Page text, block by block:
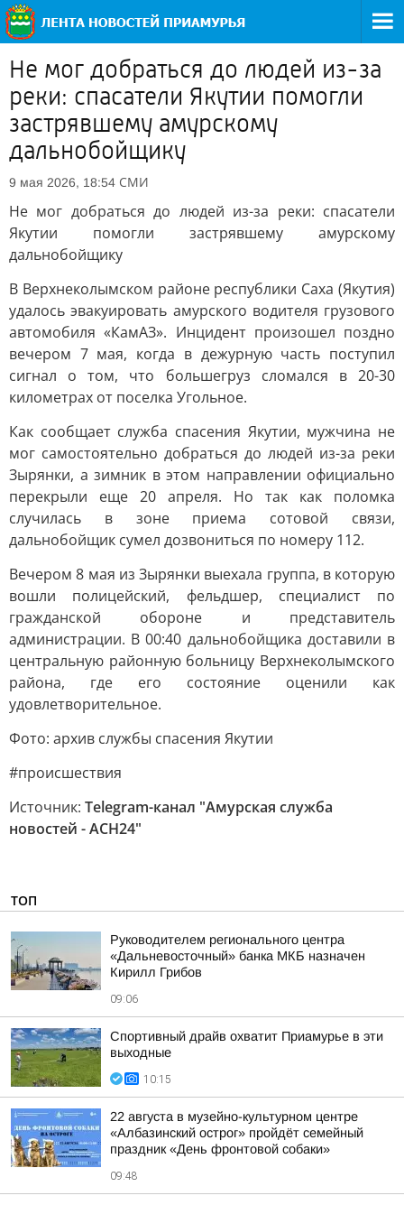
Не мог добраться до людей из-за
реки: спасатели Якутии помогли
застрявшему амурскому
дальнобойщику
9 мая 2026, 18:54 СМИ
Не мог добраться до людей из-за реки: спасатели
Якутии помогли застрявшему амурскому
дальнобойщику
В Верхнеколымском районе республики Саха (Якутия)
удалось эвакуировать амурского водителя грузового
автомобиля «КамАЗ». Инцидент произошел поздно
вечером 7 мая, когда в дежурную часть поступил
сигнал о том, что большегруз сломался в 20-30
километрах от поселка Угольное.
Как сообщает служба спасения Якутии, мужчина не
мог самостоятельно добраться до людей из-за реки
Зырянки, а зимник в этом направлении официально
перекрыли еще 20 апреля. Но так как поломка
случилась в зоне приема сотовой связи,
дальнобойщик сумел дозвониться по номеру 112.
Вечером 8 мая из Зырянки выехала группа, в которую
вошли полицейский, фельдшер, специалист по
гражданской обороне и представитель
администрации. В 00:40 дальнобойщика доставили в
центральную районную больницу Верхнеколымского
района, где его состояние оценили как
удовлетворительное.
Фото: архив службы спасения Якутии
#происшествия
Источник: Telegram-канал "Амурская служба
новостей - АСН24"
ТОП
Руководителем регионального центра
«Дальневосточный» банка МКБ назначен
Кирилл Грибов
09:06
Спортивный драйв охватит Приамурье в эти
выходные
10:15
22 августа в музейно-культурном центре
«Албазинский острог» пройдёт семейный
праздник «День фронтовой собаки»
09:48